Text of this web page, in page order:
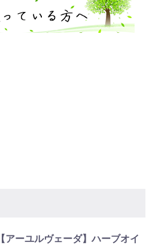
【アーユルヴェーダ】ハーブオイ